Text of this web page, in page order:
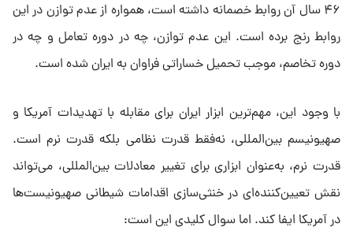
۴۶ سال آن روابط خصمانه داشته است، همواره از عدم توازن در این
روابط رنج برده است. این عدم توازن، چه در دوره تعامل و چه در
دوره تخاصم، موجب تحمیل خساراتی فراوان به ایران شده است.
با وجود این، مهم‌ترین ابزار ایران برای مقابله با تهدیدات آمریکا و
صهیونیسم بین‌المللی، نه‌فقط قدرت نظامی بلکه قدرت نرم است.
قدرت نرم، به‌عنوان ابزاری برای تغییر معادلات بین‌المللی، می‌تواند
نقش تعیین‌کننده‌ای در خنثی‌سازی اقدامات شیطانی صهیونیست‌ها
در آمریکا ایفا کند. اما سوال کلیدی این است: